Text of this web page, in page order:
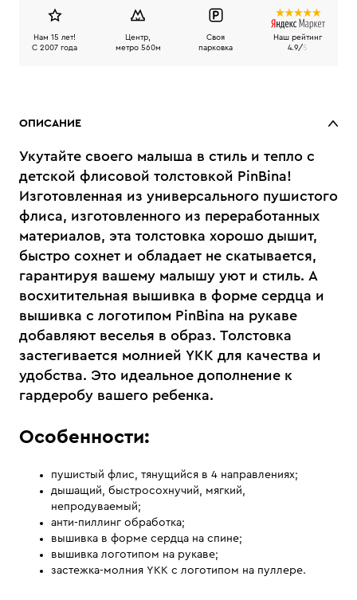
Нам 15 лет!
C 2007 года
Центр,
метро 560м
Своя
парковка
Наш рейтинг
4.9/5
ОПИСАНИЕ
Укутайте своего малыша в стиль и тепло с
детской флисовой толстовкой PinBina!
Изготовленная из универсального пушистого
флиса, изготовленного из переработанных
материалов, эта толстовка хорошо дышит,
быстро сохнет и обладает не скатывается,
гарантируя вашему малышу уют и стиль. А
восхитительная вышивка в форме сердца и
вышивка с логотипом PinBina на рукаве
добавляют веселья в образ. Толстовка
застегивается молнией YKK для качества и
удобства. Это идеальное дополнение к
гардеробу вашего ребенка.
Особенности:
пушистый флис, тянущийся в 4 направлениях;
дышащий, быстросохнучий, мягкий,
непродуваемый;
анти-пиллинг обработка;
вышивка в форме сердца на спине;
вышивка логотипом на рукаве;
застежка-молния YKK с логотипом на пуллере.